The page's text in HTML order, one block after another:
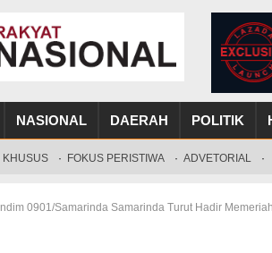
NASIONAL DAERAH POLITIK
KHUSUS · FOKUS PERISTIWA · ADVETORIAL ·
0901/Samarinda Samarinda Turut Hadir